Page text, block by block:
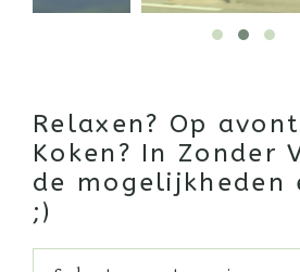
Relaxen? Op
Koken? In Zonder
de mogelijkheden
;)
Relaxen?